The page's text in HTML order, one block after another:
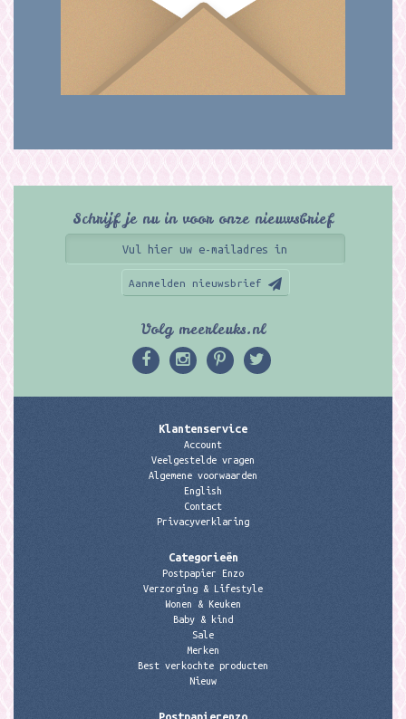
Schrijf je nu in voor onze nieuwsbrief
Aanmelden nieuwsbrief
Volg meerleuks.nl
Klantenservice
Account
Veelgestelde vragen
Algemene voorwaarden
English
Contact
Privacyverklaring
Categorieën
Postpapier Enzo
Verzorging & Lifestyle
Wonen & Keuken
Baby & kind
Sale
Merken
Best verkochte producten
Nieuw
Postpapierenzo